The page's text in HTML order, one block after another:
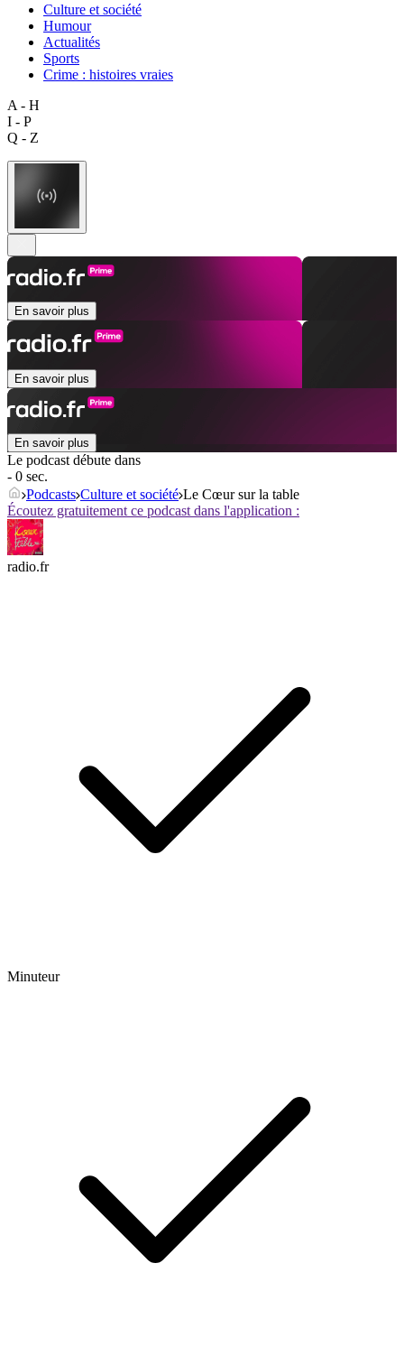
Culture et société
Humour
Actualités
Sports
Crime : histoires vraies
A - H
I - P
Q - Z
En savoir plus
En savoir plus
En savoir plus
Le podcast débute dans
- 0 sec.
Podcasts Culture et société Le Cœur sur la table
Écoutez gratuitement ce podcast dans l'application :
radio.fr
Minuteur